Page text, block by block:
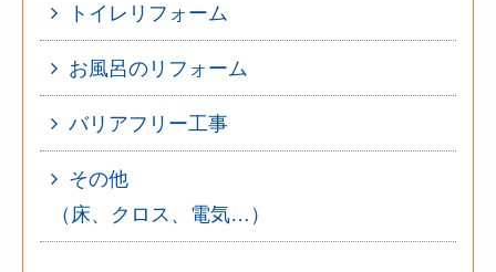
トイレリフォーム
お風呂のリフォーム
バリアフリー工事
その他
（床、クロス、電気…）